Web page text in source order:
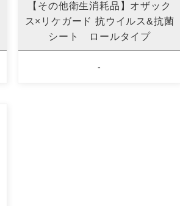
【その他衛生消耗品】オザック
ス×リケガード 抗ウイルス&抗菌
シート ロールタイプ
-